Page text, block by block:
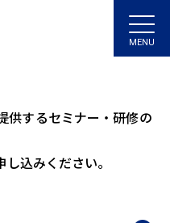
MENU
供するセミナー・研修の
込みください。